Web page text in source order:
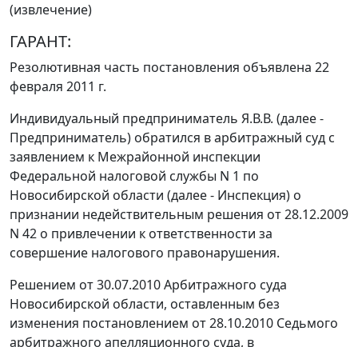
(извлечение)
ГАРАНТ:
Резолютивная часть постановления объявлена 22
февраля 2011 г.
Индивидуальный предприниматель Я.В.В. (далее -
Предприниматель) обратился в арбитражный суд с
заявлением к Межрайонной инспекции
Федеральной налоговой службы N 1 по
Новосибирской области (далее - Инспекция) о
признании недействительным решения от 28.12.2009
N 42 о привлечении к ответственности за
совершение налогового правонарушения.
Решением от 30.07.2010 Арбитражного суда
Новосибирской области, оставленным без
изменения постановлением от 28.10.2010 Седьмого
арбитражного апелляционного суда, в